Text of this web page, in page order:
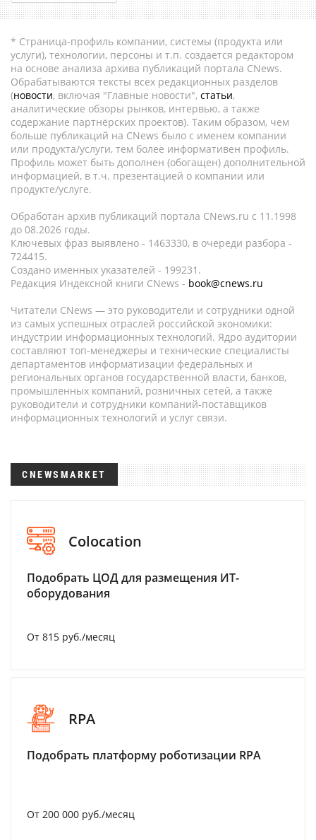
* Страница-профиль компании, системы (продукта или
услуги), технологии, персоны и т.п. создается редактором
на основе анализа архива публикаций портала CNews.
Обрабатываются тексты всех редакционных разделов
(новости, включая "Главные новости", статьи,
аналитические обзоры рынков, интервью, а также
содержание партнёрских проектов). Таким образом, чем
больше публикаций на CNews было с именем компании
или продукта/услуги, тем более информативен профиль.
Профиль может быть дополнен (обогащен) дополнительной
информацией, в т.ч. презентацией о компании или
продукте/услуге.
Обработан архив публикаций портала CNews.ru c 11.1998
до 08.2026 годы.
Ключевых фраз выявлено - 1463330, в очереди разбора -
724415.
Создано именных указателей - 199231.
Редакция Индексной книги CNews - book@cnews.ru
Читатели CNews — это руководители и сотрудники одной
из самых успешных отраслей российской экономики:
индустрии информационных технологий. Ядро аудитории
составляют топ-менеджеры и технические специалисты
департаментов информатизации федеральных и
региональных органов государственной власти, банков,
промышленных компаний, розничных сетей, а также
руководители и сотрудники компаний-поставщиков
информационных технологий и услуг связи.
CNEWSMARKET
Colocation
Подобрать ЦОД для размещения ИТ-
оборудования
От 815 руб./месяц
RPA
Подобрать платформу роботизации RPA
От 200 000 руб./месяц